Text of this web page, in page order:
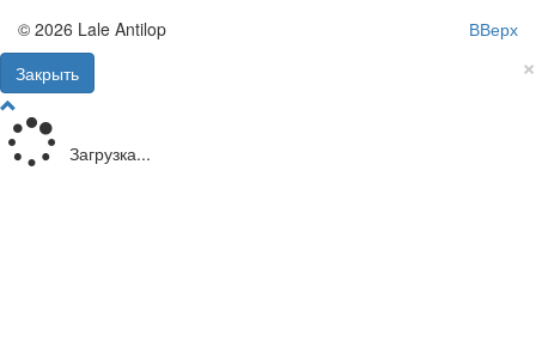
ВВерх
© 2026 Lale Antilop
×
Закрыть
Загрузка...